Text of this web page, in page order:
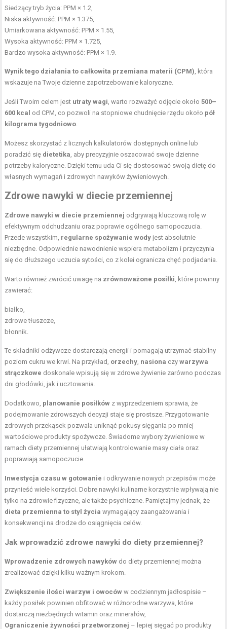
Siedzący tryb życia: PPM × 1.2,
Niska aktywność: PPM × 1.375,
Umiarkowana aktywność: PPM × 1.55,
Wysoka aktywność: PPM × 1.725,
Bardzo wysoka aktywność: PPM × 1.9.
Wynik tego działania to całkowita przemiana materii (CPM) , która
wskazuje na Twoje dzienne zapotrzebowanie kaloryczne.
Jeśli Twoim celem jest utraty wagi , warto rozważyć odjęcie około500–
600 kcal od CPM, co pozwoli na stopniowe chudnięcie rzędu około pół
kilograma tygodniowo
Możesz skorzystać z licznych kalkulatorów dostępnych online lub
poradzić się dietetika , aby precyzyjnie oszacować swoje dzienne
potrzeby kaloryczne. Dzięki temu uda Ci się dostosować swoją dietę do
własnych wymagań i zdrowych nawyków żywieniowych.
Zdrowe nawyki w diecie przemiennej
Zdrowe nawyki w diecie przemiennej odgrywają kluczową rolę w
efektywnym odchudzaniu oraz poprawie ogólnego samopoczucia.
Przede wszystkim, regularne spożywanie wody jest absolutnie
niezbędne. Odpowiednie nawodnienie wspiera metabolizm i przyczynia
się do dłuższego uczucia sytości, co z kolei ogranicza chęć podjadania.
Warto również zwrócić uwagę na zrównoważone posiłki , które powinny
zawierać:
białko,
zdrowe tłuszcze
błonnik.
Te składniki odżywcze dostarczają energii i pomagają utrzymać stabilny
poziom cukru we krwi. Na przykład, orzechy nasiona czywarzywa
strączkowe doskonale wpisują się w zdrowe żywienie zarówno podczas
dni głodówki, jak i ucztowania.
Dodatkowo, planowanie posiłków z wyprzedzeniem sprawia, że
podejmowanie zdrowszych decyzji staje się prostsze. Przygotowanie
zdrowych przekąsek pozwala uniknąć pokusy sięgania po mniej
wartościowe produkty spożywcze. Świadome wybory żywieniowe w
ramach diety przemiennej ułatwiają kontrolowanie masy ciała oraz
poprawiają samopoczucie.
Inwestycja czasu w gotowanie i odkrywanie nowych przepisów może
przynieść wiele korzyści. Dobre nawyki kulinarne korzystnie wpływają nie
tylko na zdrowie fizyczne , ale także psychiczne. Pamiętajmy jednak, że
dieta przemienna to styl życia wymagający zaangażowania i
konsekwencji na drodze do osiągnięcia celów.
Jak wprowadzić zdrowe nawyki do diety przemiennej?
Wprowadzenie zdrowych nawyków do diety przemiennej można
zrealizować dzięki kilku ważnym krokom.
Zwiększenie ilości warzyw i owoców w codziennym jadłospisie –
każdy posiłek powinien obfitować w różnorodne warzywa, które
dostarczą niezbędnych witamin oraz minerałów,
Ograniczenie żywności przetworzonej – lepiej sięgać po produkty